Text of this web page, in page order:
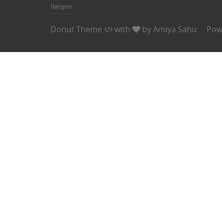
İletişim
Donut Theme with byAmiya Sahu